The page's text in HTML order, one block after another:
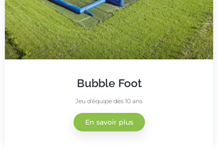
Bubble Foot
Jeu d'équipe dès 10 ans
En savoir plus